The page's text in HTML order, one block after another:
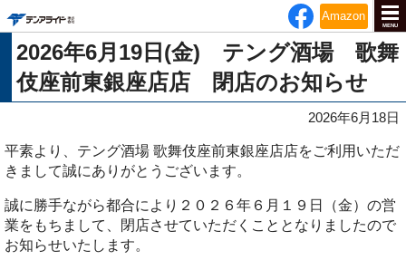
Amazon
MENU
2026年6月19日(金) テング酒場 歌舞
伎座前東銀座店店 閉店のお知らせ
2026年6月18日
平素より、テング酒場 歌舞伎座前東銀座店店をご利用いただ
きまして誠にありがとうございます。
誠に勝手ながら都合により２０２６年６月１９日（金）の営
業をもちまして、閉店させていただくこととなりましたので
お知らせいたします。